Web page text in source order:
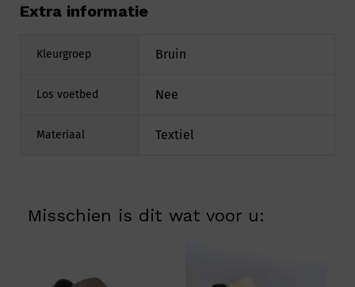
Extra informatie
Kleurgroep Bruin
Los voetbed Nee
Materiaal Textiel
Misschien is dit wat voor u: